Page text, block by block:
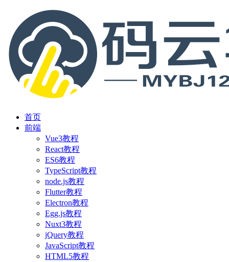
首页
前端
Vue3教程
React教程
ES6教程
TypeScript教程
node.js教程
Flutter教程
Electron教程
Egg.js教程
Nuxt3教程
jQuery教程
JavaScript教程
HTML5教程